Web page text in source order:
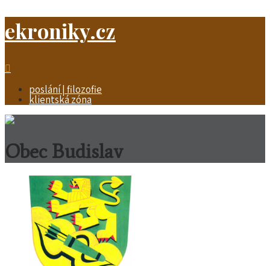
ekroniky.cz
poslání | filozofie
klientská zóna
Obec Budislav